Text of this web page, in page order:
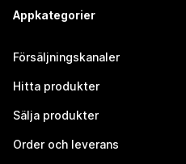
Appkategorier
Försäljningskanaler
Hitta produkter
Sälja produkter
Order och leverans